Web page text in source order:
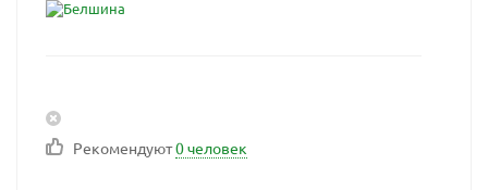
Рекомендуют0 человек